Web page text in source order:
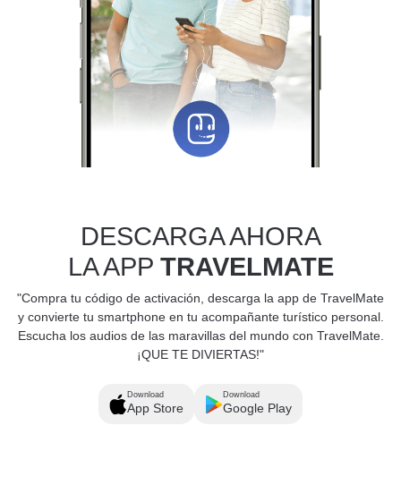
DESCARGA AHORA
LA APP TRAVELMATE
"Compra tu código de activación, descarga la app de TravelMate
y convierte tu smartphone en tu acompañante turístico personal.
Escucha los audios de las maravillas del mundo con TravelMate.
¡QUE TE DIVIERTAS!"
Download
App Store
Download
Google Play